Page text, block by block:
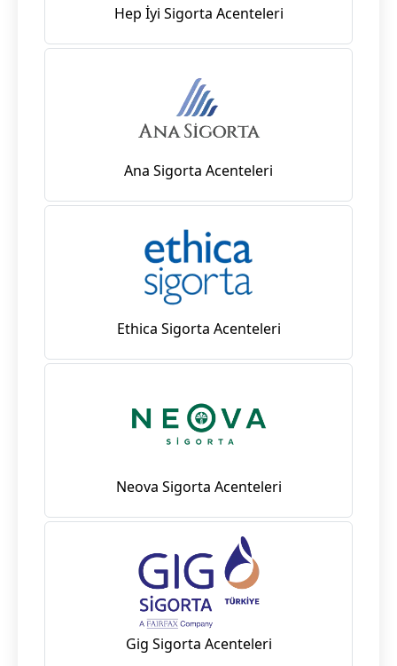
Hep İyi Sigorta Acenteleri
Ana Sigorta Acenteleri
Ethica Sigorta Acenteleri
Neova Sigorta Acenteleri
Gig Sigorta Acenteleri